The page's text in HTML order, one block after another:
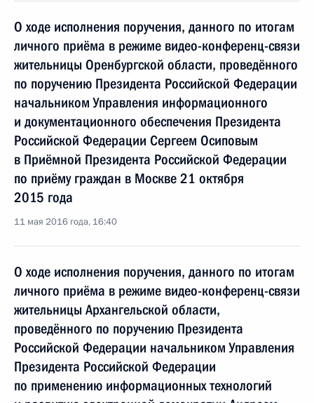
О ходе исполнения поручения, данного по итогам
личного приёма в режиме видео-конференц-связи
жительницы Оренбургской области, проведённого
по поручению Президента Российской Федерации
начальником Управления информационного
и документационного обеспечения Президента
Российской Федерации Сергеем Осиповым
в Приёмной Президента Российской Федерации
по приёму граждан в Москве 21 октября
2015 года
11 мая 2016 года, 16:40
О ходе исполнения поручения, данного по итогам
личного приёма в режиме видео-конференц-связи
жительницы Архангельской области,
проведённого по поручению Президента
Российской Федерации начальником Управления
Президента Российской Федерации
по применению информационных технологий